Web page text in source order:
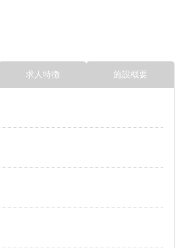
求人特徴 施設概要